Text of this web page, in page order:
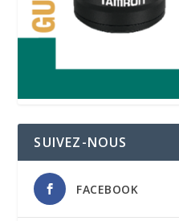
SUIVEZ-NOUS
FACEBOOK